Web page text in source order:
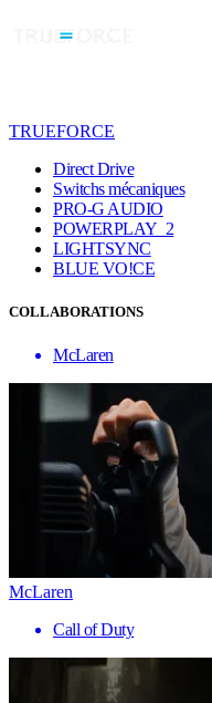
TRUEFORCE
Direct Drive
Switchs mécaniques
PRO-G AUDIO
POWERPLAY 2
LIGHTSYNC
BLUE VO!CE
COLLABORATIONS
McLaren
McLaren
Call of Duty